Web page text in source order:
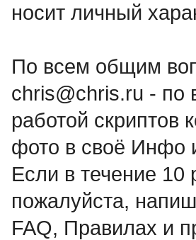
носит личный
По всем общим
chris@chris.ru - по
работой скриптов
фото в своё Инфо
Если в течение 10
пожалуйста,
FAQ, Правилах и